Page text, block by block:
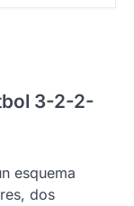
3-2-2-
esquema
dos